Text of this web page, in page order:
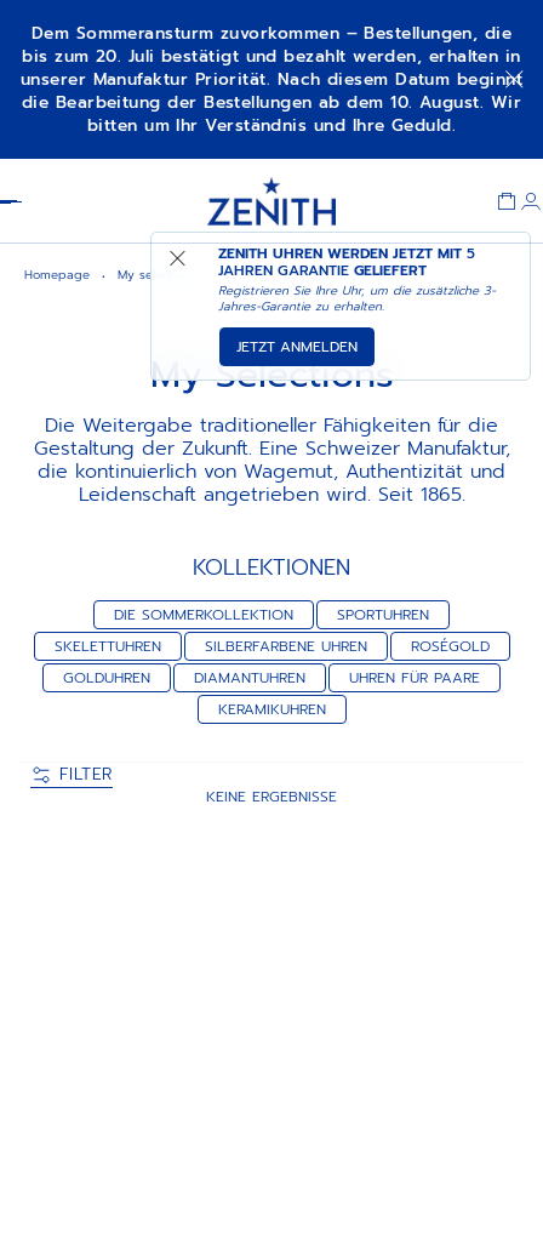
Dem Sommeransturm zuvorkommen – Bestellungen, die
bis zum 20. Juli bestätigt und bezahlt werden, erhalten in
unserer Manufaktur Priorität. Nach diesem Datum beginnt
die Bearbeitung der Bestellungen ab dem 10. August. Wir
bitten um Ihr Verständnis und Ihre Geduld.
ZENITH UHREN WERDEN JETZT MIT5
JAHREN GARANTIE GELIEFERT
Registrieren Sie Ihre Uhr, um die zusätzliche 3-
Jahres-Garantie zu erhalten.
JETZT ANMELDEN
Homepage My selections
My Selections
Die Weitergabe traditioneller Fähigkeiten für die
Gestaltung der Zukunft. Eine Schweizer Manufaktur,
die kontinuierlich von Wagemut, Authentizität und
Leidenschaft angetrieben wird. Seit 1865.
KOLLEKTIONEN
DIE SOMMERKOLLEKTION
SPORTUHREN
SKELETTUHREN
SILBERFARBENE UHREN
ROSÉGOLD
GOLDUHREN
DIAMANTUHREN
UHREN FÜR PAARE
KERAMIKUHREN
FILTER
KEINE ERGEBNISSE